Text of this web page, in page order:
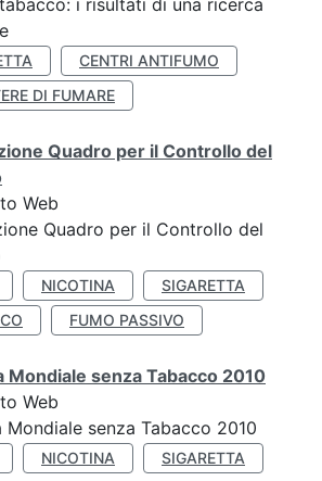
i risultati di una ricerca
CENTRI ANTIFUMO
DI FUMARE
Quadro per il Controllo del
Web
Quadro per il Controllo del
NICOTINA
SIGARETTA
FUMO PASSIVO
Mondiale senza Tabacco 2010
Web
Mondiale senza Tabacco 2010
NICOTINA SIGARETTA